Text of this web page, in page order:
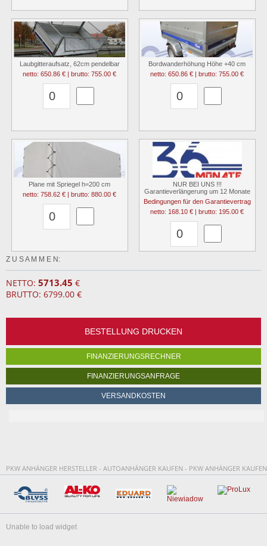
Laubgitteraufsatz, 62cm pendelbar
netto: 650.86 € | brutto: 755.00 €
Bordwanderhöhung Höhe +40 cm
netto: 650.86 € | brutto: 755.00 €
Plane mit Spriegel h=200 cm
netto: 758.62 € | brutto: 880.00 €
NUR BEI UNS !!!
Garantieverlängerung um 12 Monate
Bedingungen für den Garantievertrag
netto: 168.10 € | brutto: 195.00 €
Z U S A M M E N:
NETTO: 5713.45 €
BRUTTO: 6799.00 €
BESTELLUNG DRUCKEN
FINANZIERUNGSRECHNER
FINANZIERUNGSANFRAGE
VERSANDKOSTEN
PKW ANHÄNGER HERSTELLER - AUTOANHÄNGER KAUFEN - PKW ANHÄNGER KAUFEN
Unable to load widget